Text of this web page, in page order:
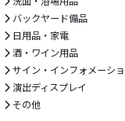
バックヤード備品
日用品・家電
酒・ワイン用品
サイン・インフォメーシ
演出ディスプレイ
その他